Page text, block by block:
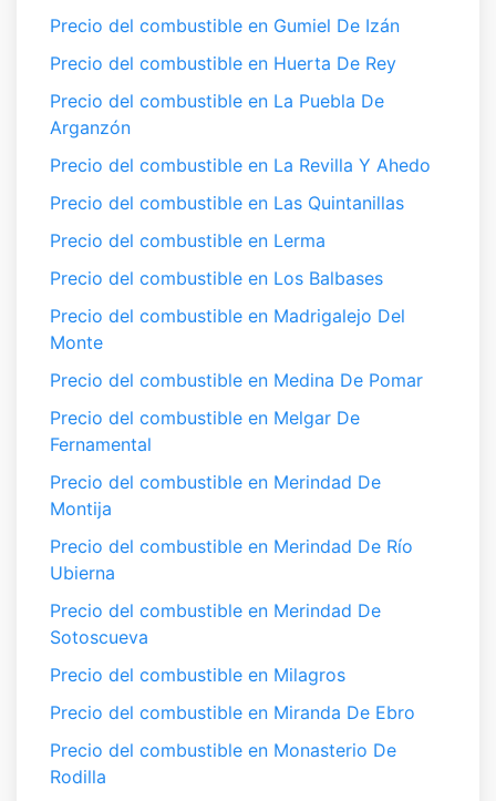
Precio del combustible en Gumiel De Izán
Precio del combustible en Huerta De Rey
Precio del combustible en La Puebla De
Arganzón
Precio del combustible en La Revilla Y Ahedo
Precio del combustible en Las Quintanillas
Precio del combustible en Lerma
Precio del combustible en Los Balbases
Precio del combustible en Madrigalejo Del
Monte
Precio del combustible en Medina De Pomar
Precio del combustible en Melgar De
Fernamental
Precio del combustible en Merindad De
Montija
Precio del combustible en Merindad De Río
Ubierna
Precio del combustible en Merindad De
Sotoscueva
Precio del combustible en Milagros
Precio del combustible en Miranda De Ebro
Precio del combustible en Monasterio De
Rodilla